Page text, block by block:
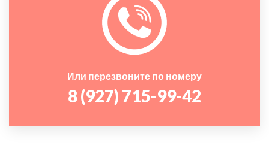
Или перезвоните по номеру
8 (927) 715-99-42